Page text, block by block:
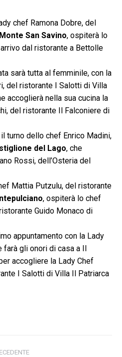
chef Ramona Dobre, del
Monte San Savino, ospiterà lo
dal ristorante a Bettolle
sarà tutta al femminile, con la
del ristorante I Salotti di Villa
accoglierà nella sua cucina la
del ristorante Il Falconiere di
turno dello chef Enrico Madini,
del Lago, che
Rossi, dell’Osteria del
Mattia Putzulu, del ristorante
, ospiterà lo chef
Guido Monaco di
appuntamento con la Lady
farà gli onori di casa a Il
accogliere la Lady Chef
I Salotti di Villa Il Patriarca